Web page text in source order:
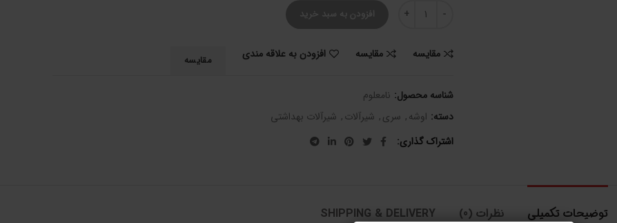
سری سیترین عدد افزودن به سبد خرید
مقایسه مقایسه افزودن به علاقه مندی مقایسه
شناسه محصول: نامعلوم
دسته: اوشه, سری, شیرآلات, شیرآلات بهداشتی
اشتراک گذاری
توضیحات تکمیلی نظرات (0) SHIPPING & DELIVERY